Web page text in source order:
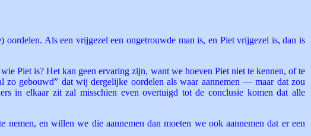
Als een vrijgezel een ongetrouwde man is, en Piet vrijgezel is, dan is
Piet is? Het kan geen ervaring zijn, want we hoeven Piet niet te kennen, of te
zo gebouwd” dat wij dergelijke oordelen als waar aannemen — maar dat zou
in elkaar zit zal misschien even overtuigd tot de conclusie komen dat alle
en willen we die aannemen dan moeten we ook aannemen dat er een